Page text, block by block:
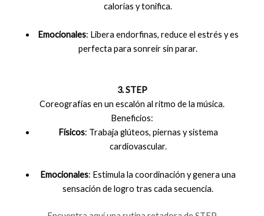
calorías y tonifica.
Emocionales: Libera endorfinas, reduce el estrés y es
perfecta para sonreír sin parar.
3. STEP
Coreografías en un escalón al ritmo de la música.
Beneficios:
Físicos: Trabaja glúteos, piernas y sistema
cardiovascular.
Emocionales: Estimula la coordinación y genera una
sensación de logro tras cada secuencia.